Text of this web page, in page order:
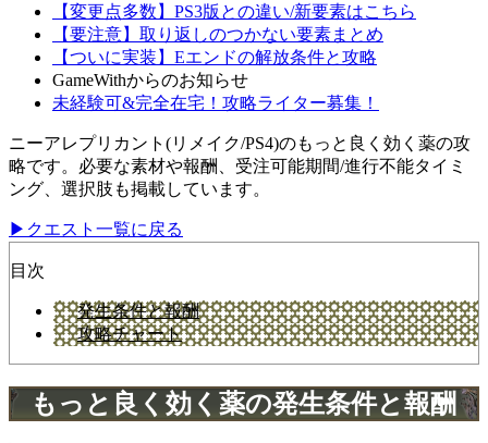
【変更点多数】PS3版との違い/新要素はこちら
【要注意】取り返しのつかない要素まとめ
【ついに実装】Eエンドの解放条件と攻略
GameWithからのお知らせ
未経験可&完全在宅！攻略ライター募集！
ニーアレプリカント(リメイク/PS4)のもっと良く効く薬の攻
略です。必要な素材や報酬、受注可能期間/進行不能タイミ
ング、選択肢も掲載しています。
▶クエスト一覧に戻る
目次
発生条件と報酬
攻略チャート
もっと良く効く薬の発生条件と報酬